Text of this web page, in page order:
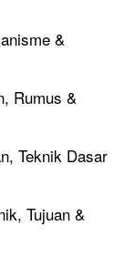
&
Rumus &
Teknik Dasar
Tujuan &